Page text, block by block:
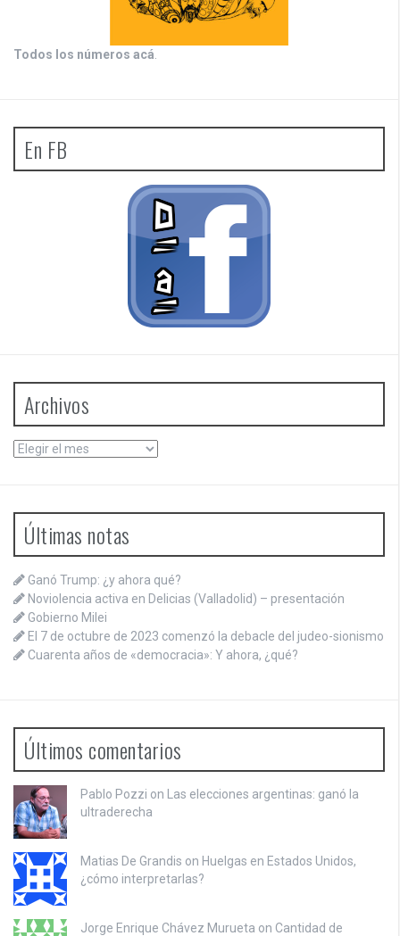
Todos los números acá
En FB
Archivos
Archivos
Últimas notas
Ganó Trump: ¿y ahora qué?
Noviolencia activa en Delicias (Valladolid) – presentación
Gobierno Milei
El 7 de octubre de 2023 comenzó la debacle del judeo-sionismo
Cuarenta años de «democracia»: Y ahora, ¿qué?
Últimos comentarios
Pablo Pozzi on
Las elecciones argentinas: ganó la
ultraderecha
Matias De Grandis on Huelgas en Estados Unidos,
¿cómo interpretarlas?
Jorge Enrique Chávez Murueta on Cantidad de